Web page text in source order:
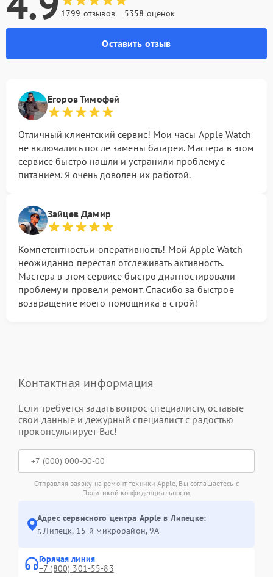
1799 отзывов 5358 оценок
Оставить отзыв
Егоров Тимофей
Отличный клиентский сервис! Мои часы Apple Watch
не включались после замены батареи. Мастера в этом
сервисе быстро нашли и устранили проблему с
питанием. Я очень доволен их работой.
Зайцев Дамир
Компетентность и оперативность! Мой Apple Watch
неожиданно перестал отслеживать активность.
Мастера в этом сервисе быстро диагностировали
проблему и провели ремонт. Спасибо за быстрое
возвращение моего помощника в строй!
Контактная информация
Если требуется задать вопрос специалисту, оставьте
свои данные и дежурный специалист с радостью
проконсультирует Вас!
Отправляя заявку на ремонт техники Apple, Вы соглашаетесь с
Политикой конфиденциальности
Адрес сервисного центра Apple в Липецке:
г. Липецк, 15-й микрорайон, 9А
Горячая линия
+7 (800) 301-55-83